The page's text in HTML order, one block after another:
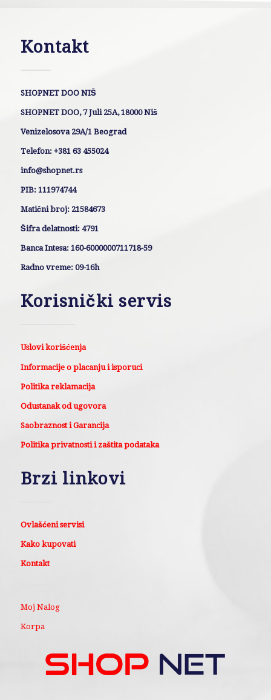
Kontakt
SHOPNET DOO NIŠ
SHOPNET DOO, 7 Juli 25A, 18000 Niš
Venizelosova 29A/1 Beograd
Telefon: +381 63 455024
info@shopnet.rs
PIB: 111974744
Matični broj: 21584673
Šifra delatnosti: 4791
Banca Intesa: 160-6000000711718-59
Radno vreme: 09-16h
Korisnički servis
Uslovi korišćenja
Informacije o placanju i isporuci
Politika reklamacija
Odustanak od ugovora
Saobraznost i Garancija
Politika privatnosti i zaštita podataka
Brzi linkovi
Ovlašćeni servisi
Kako kupovati
Kontakt
Moj Nalog
Korpa